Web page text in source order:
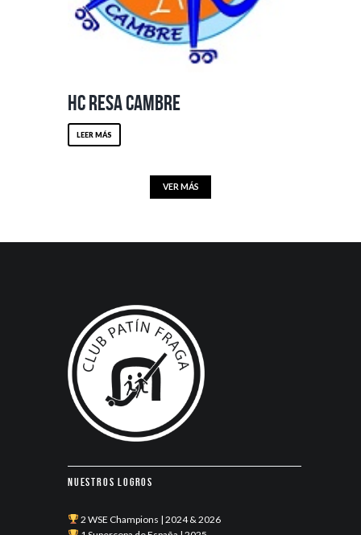
HC Resa Cambre
LEER MÁS
VER MÁS
Nuestros logros
2 WSE Champions | 2024 & 2026